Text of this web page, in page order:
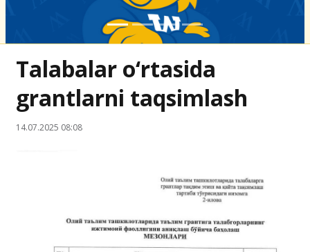
Talabalar o‘rtasida
grantlarni taqsimlash
14.07.2025 08:08